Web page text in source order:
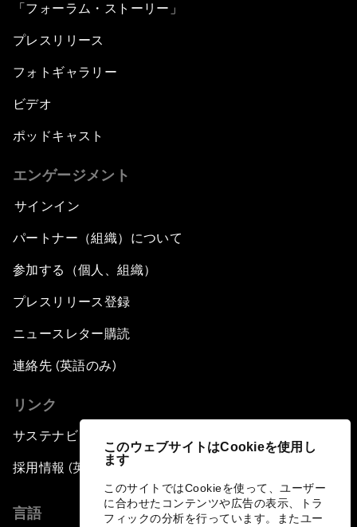
このウェブサイトはCookieを使用し
ます
このサイトではCookieを使って、ユーザー
に合わせたコンテンツや広告の表示、トラ
フィックの分析を行っています。またユー
「フォーラム・ストーリー」
プレスリリース
フォトギャラリー
ビデオ
ポッドキャスト
エンゲージメント
サインイン
パートナー（組織）について
参加する（個人、組織）
プレスリリース登録
ニュースレター購読
連絡先 (英語のみ)
リンク
サステナビリティへの取り組み
採用情報 (英語のみ)
言語